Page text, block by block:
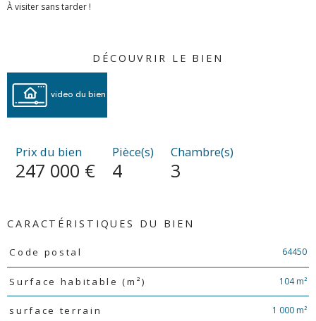
À visiter sans tarder !
DÉCOUVRIR LE BIEN
video du bien
Prix du bien
247 000 €
Pièce(s)
4
Chambre(s)
3
CARACTÉRISTIQUES DU BIEN
Caractéristiques Valeurs
Code postal 64450
Surface habitable (m²) 104 m²
surface terrain 1 000 m²